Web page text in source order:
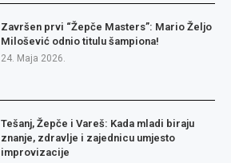
Završen prvi “Žepče Masters”: Mario Željo
Milošević odnio titulu šampiona!
24. Maja 2026.
Tešanj, Žepče i Vareš: Kada mladi biraju
znanje, zdravlje i zajednicu umjesto
improvizacije